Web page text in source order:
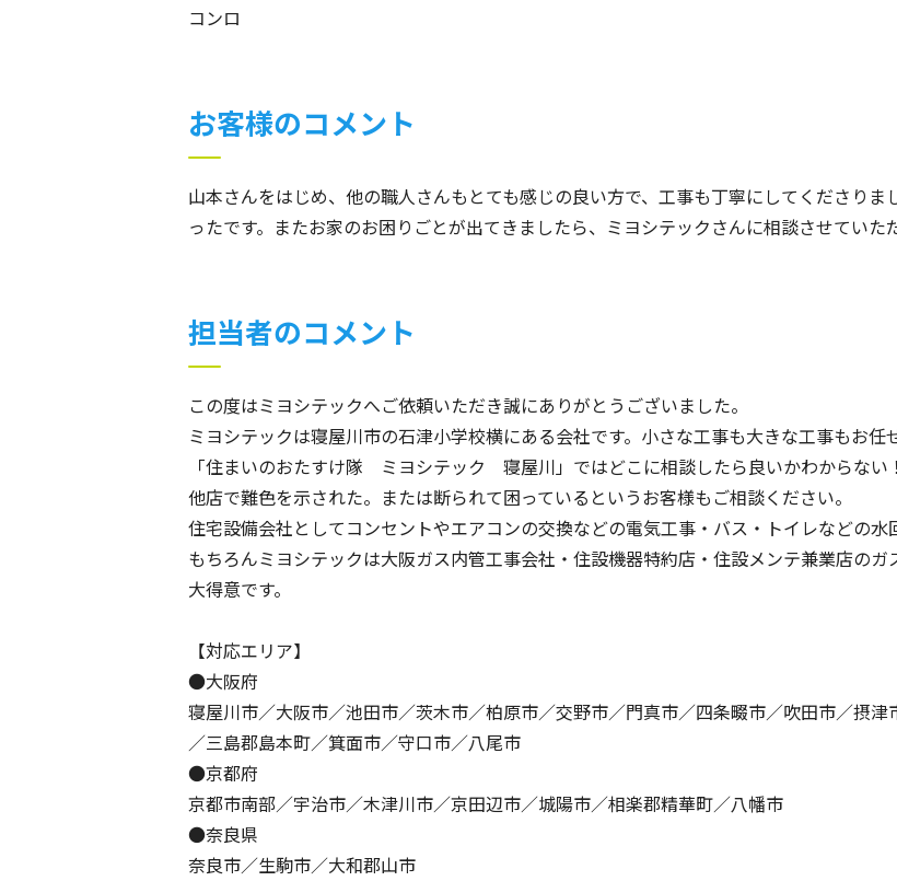
コンロ
お客様のコメント
山本さんをはじめ、他の職人さんもとても感じの良い方で、工事も丁寧にしてくださり
ったです。またお家のお困りごとが出てきましたら、ミヨシテックさんに相談させてい
担当者のコメント
この度はミヨシテックへご依頼いただき誠にありがとうございました。
ミヨシテックは寝屋川市の石津小学校横にある会社です。小さな工事も大きな工事もお任
「住まいのおたすけ隊 ミヨシテック 寝屋川」ではどこに相談したら良いかわからない
他店で難色を示された。または断られて困っているというお客様もご相談ください。
住宅設備会社としてコンセントやエアコンの交換などの電気工事・バス・トイレなどの水
もちろんミヨシテックは大阪ガス内管工事会社・住設機器特約店・住設メンテ兼業店の
大得意です。
【対応エリア】
●大阪府
寝屋川市／大阪市／池田市／茨木市／柏原市／交野市／門真市／四条畷市／吹田市／摂
／三島郡島本町／箕面市／守口市／八尾市
●京都府
京都市南部／宇治市／木津川市／京田辺市／城陽市／相楽郡精華町／八幡市
●奈良県
奈良市／生駒市／大和郡山市